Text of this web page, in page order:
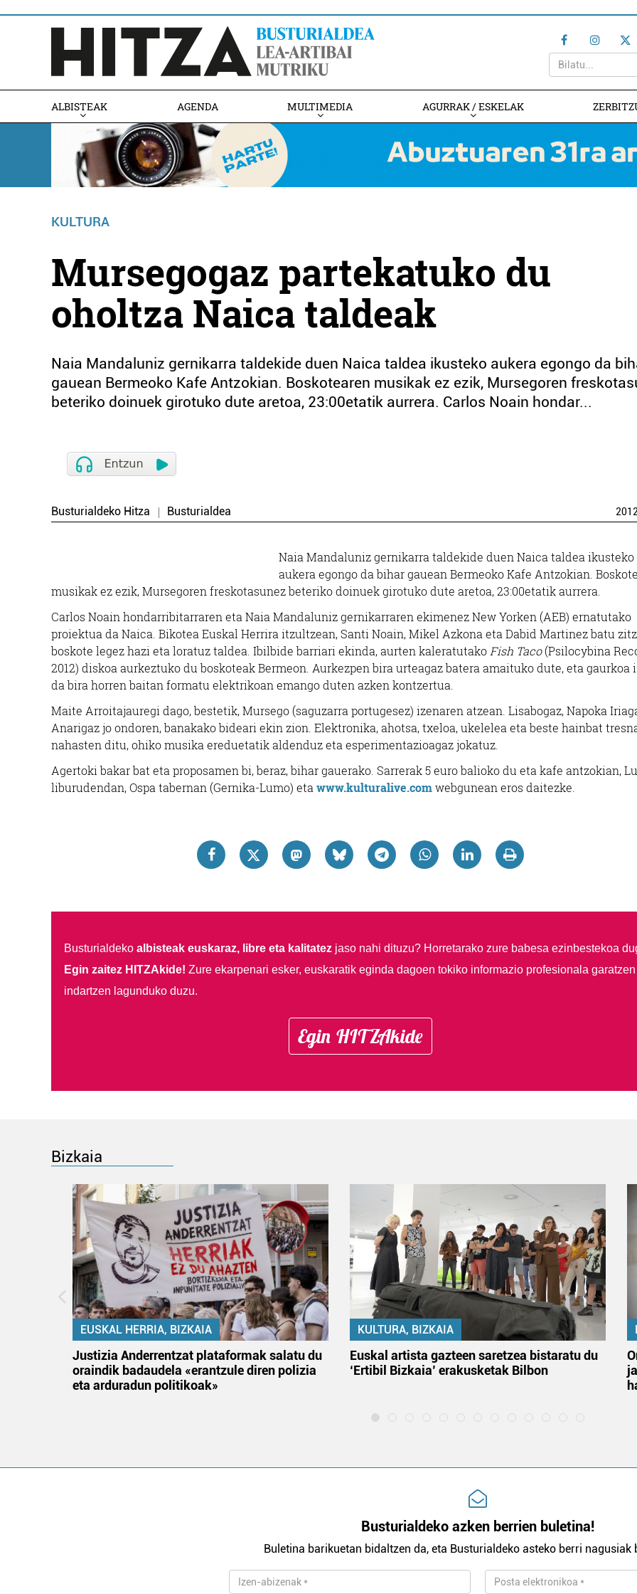
ALBISTEAK AGENDA MULTIMEDIA AGURRAK / ESKELAK
KULTURA
Mursegogaz partekatuko du
oholtza Naica taldeak
Naia Mandaluniz gernikarra taldekide duen Naica taldea ikusteko aukera egongo da
gauean Bermeoko Kafe Antzokian. Boskotearen musikak ez ezik, Mursegoren
beteriko doinuek girotuko dute aretoa, 23:00etatik aurrera. Carlos Noain hondar...
Busturialdeko Hitza Busturialdea
Naia Mandaluniz gernikarra taldekide duen Naica taldea ikusteko
aukera egongo da bihar gauean Bermeoko Kafe Antzokian.
musikak ez ezik, Mursegoren freskotasunez beteriko doinuek girotuko dute aretoa, 23:00etatik aurrera.
Carlos Noain hondarribitarraren eta Naia Mandaluniz gernikarraren ekimenez New Yorken (AEB) ernatutako
proiektua da Naica. Bikotea Euskal Herrira itzultzean, Santi Noain, Mikel Azkona eta Dabid Martinez batu
boskote legez hazi eta loratuz taldea. Ibilbide barriari ekinda, aurten kaleratutako Fish Taco(Psilocybina
2012) diskoa aurkeztuko du boskoteak Bermeon. Aurkezpen bira urteagaz batera amaituko dute, eta gaurkoa
da bira horren baitan formatu elektrikoan emango duten azken kontzertua.
Maite Arroitajauregi dago, bestetik, Mursego (saguzarra portugesez) izenaren atzean. Lisabogaz, Napoka
Anarigaz jo ondoren, banakako bideari ekin zion. Elektronika, ahotsa, txeloa, ukelelea eta beste hainbat
nahasten ditu, ohiko musika ereduetatik aldenduz eta esperimentazioagaz jokatuz.
Agertoki bakar bat eta proposamen bi, beraz, bihar gauerako. Sarrerak 5 euro balioko du eta kafe antzokian,
liburudendan, Ospa tabernan (Gernika-Lumo) eta www.kulturalive.comwebgunean eros daitezke.
Busturialdeko albisteak euskaraz, libre eta kalitatezjaso nahi dituzu? Horretarako zure babesa ezinbestekoa
Egin zaitez HITZAkide! Zure ekarpenari esker, euskaratik eginda dagoen tokiko informazio profesionala
indartzen lagunduko duzu.
Egin HITZAkide
Bizkaia
EUSKAL HERRIA, BIZKAIA
Justizia Anderrentzat plataformak salatu du
oraindik badaudela «erantzule diren polizia
eta arduradun politikoak»
KULTURA, BIZKAIA
Euskal artista gazteen saretzea bistaratu du
‘Ertibil Bizkaia’ erakusketak Bilbon
Busturialdeko azken berrien buletina!
Buletina barikuetan bidaltzen da, eta Busturialdeko asteko berri nagusiak